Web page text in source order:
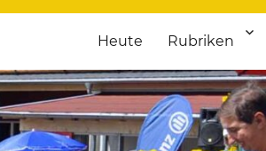
für
aktuelle Termine von Kultur bis Sport,
Heute Rubriken